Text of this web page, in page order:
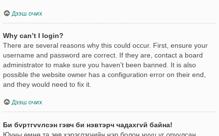
Дээш очих
Why can’t I login?
There are several reasons why this could occur. First, ensure your
username and password are correct. If they are, contact a board
administrator to make sure you haven’t been banned. It is also
possible the website owner has a configuration error on their end,
and they would need to fix it.
Дээш очих
Би бvртгvvлсэн гэвч би нэвтэрч чадахгvй байна!
Юуны өмнө та зөв хэрэглэгчийн нэр болон нууц үг оруулсан